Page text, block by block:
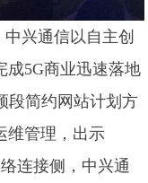
兴通信以自主创
成5G商业迅速落地
段简约网站计划方
维管理，出示
连接侧，中兴通